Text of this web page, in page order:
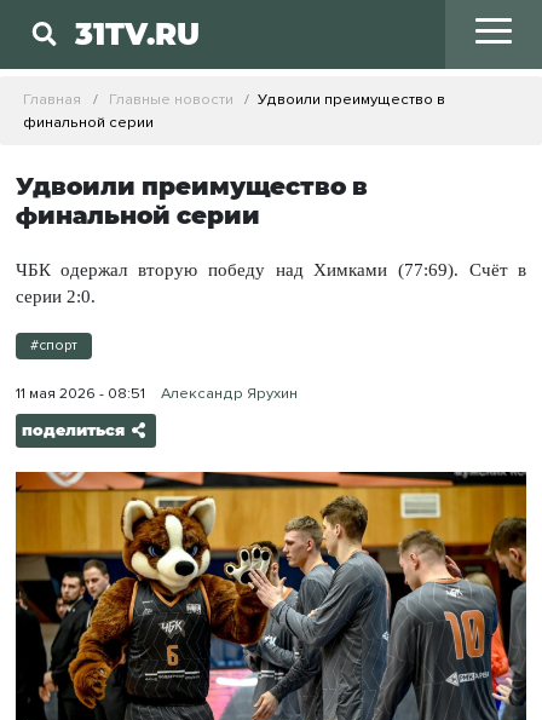
31TV.RU
Главная Главные новости
Удвоили преимущество в
финальной серии
Удвоили преимущество в
финальной серии
ЧБК одержал вторую победу над Химками (77:69). Счёт в
серии 2:0.
#спорт
11 мая 2026 - 08:51 Александр Ярухин
поделиться